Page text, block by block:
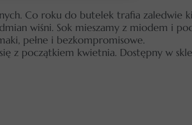
Co roku do butelek trafia zaledwie
wiśni. Sok mieszamy z miodem i
pełne i bezkompromisowe.
z początkiem kwietnia. Dostępny w